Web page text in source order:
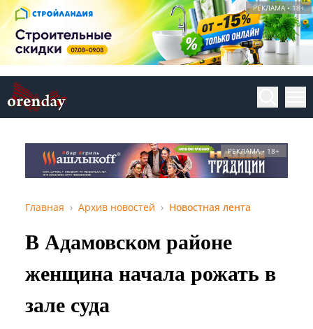
РЕКЛАМА • 18+
РЕКЛАМА • 18+
Главная Архив новостей Новостная лента
В Адамовском районе
женщина начала рожать в
зале суда